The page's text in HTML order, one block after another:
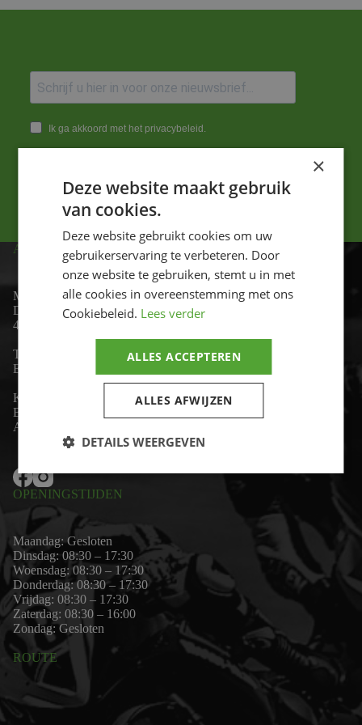
Ik ga akkoord met het privacybeleid.
ADRES
Motor-id
De Lind 17
4841 KC Prinsenbeek
Telefoon:
+31 (0)76 - 54 11 888
Email:
K.v.K: 80530338
B.T.W-nummer: NL861703947B01
Algemene voorwaarden
OPENINGSTIJDEN
Maandag: Gesloten
Dinsdag: 08:30 – 17:30
Woensdag: 08:30 – 17:30
Donderdag: 08:30 – 17:30
Vrijdag: 08:30 – 17:30
Zaterdag: 08:30 – 16:00
Zondag: Gesloten
ROUTE
×
Deze website maakt gebruik
van cookies.
Deze website gebruikt cookies om uw
gebruikerservaring te verbeteren. Door
onze website te gebruiken, stemt u in met
alle cookies in overeenstemming met ons
Cookiebeleid. Lees verder
ALLES ACCEPTEREN
ALLES AFWIJZEN
DETAILS WEERGEVEN